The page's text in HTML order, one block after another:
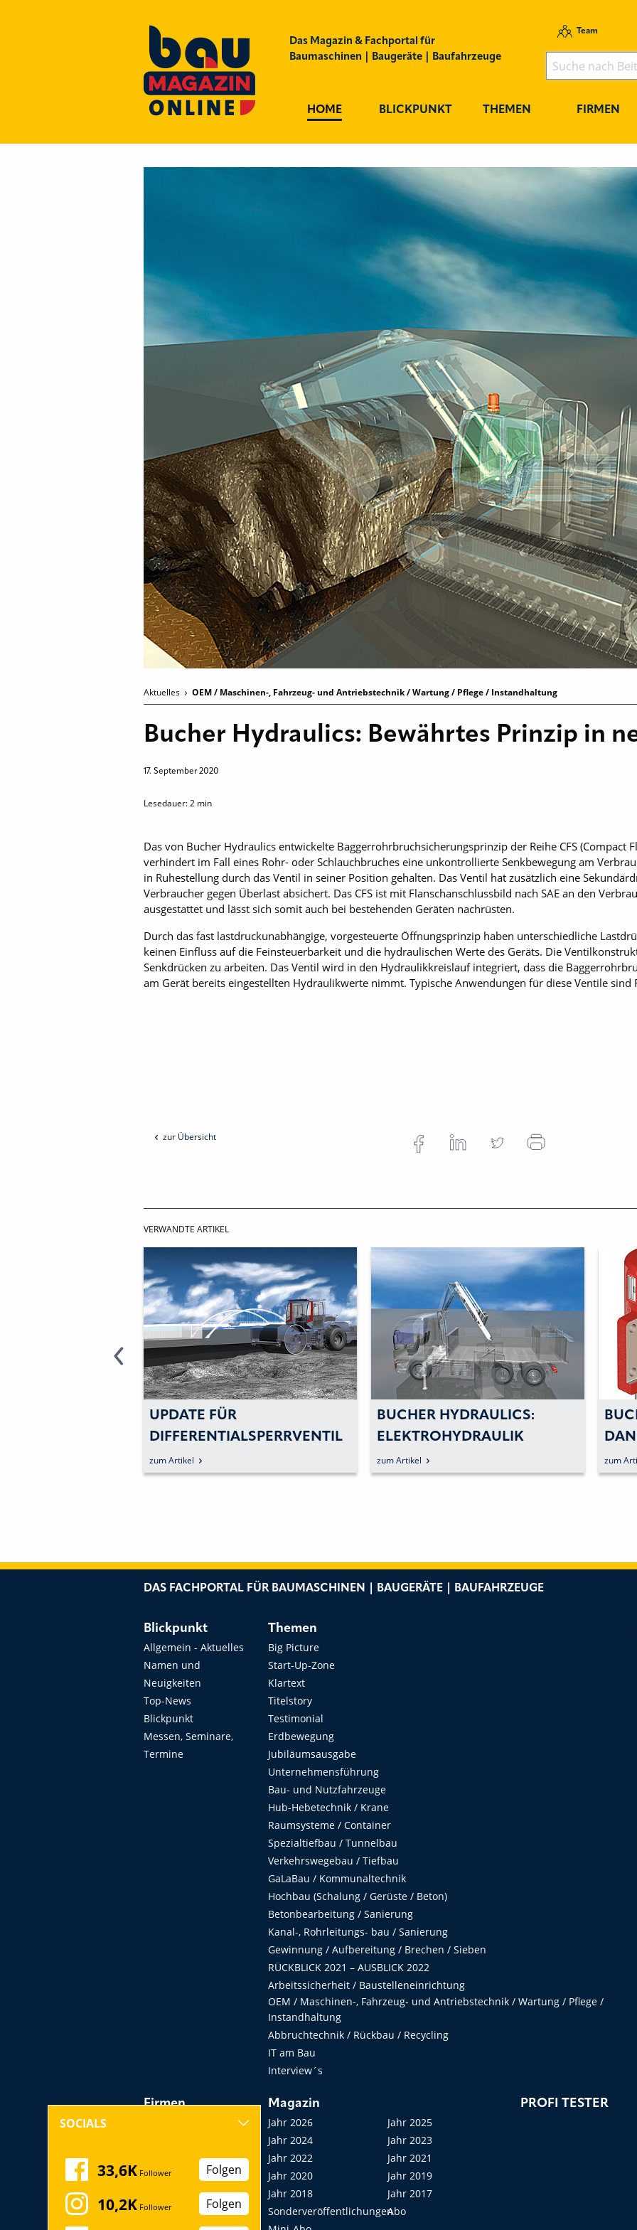
Das Magazin & Fachportal für
Baumaschinen | Baugeräte | Baufahrzeuge
Team
HOME BLICKPUNKT THEMEN FIRMEN
Aktuelles OEM / Maschinen-, Fahrzeug- und Antriebstechnik / Wartung / Pflege / Instandhaltung
Bucher Hydraulics: Bewährtes Prinzip in
17. September 2020
Lesedauer:2 min
Das von Bucher Hydraulics entwickelte Baggerrohrbruchsicherungsprinzip der Reihe CFS (Compact
verhindert im Fall eines Rohr- oder Schlauchbruches eine unkontrollierte Senkbewegung am
in Ruhestellung durch das Ventil in seiner Position gehalten. Das Ventil hat zusätzlich eine
Verbraucher gegen Überlast ab­sichert. Das CFS ist mit Flanschanschlussbild nach SAE an den
ausgestattet und lässt sich somit auch bei bestehenden Geräten nachrüsten.
Durch das fast lastdruckunabhängige, vorgesteuerte Öffnungsprinzip haben unterschiedliche
keinen Einfluss auf die Feinsteuerbarkeit und die hydraulischen Werte des Geräts. Die
Senkdrücken zu arbeiten. Das Ventil wird in den Hydraulikkreislauf integriert, dass die
am Gerät bereits eingestellten Hydraulikwerte nimmt. Typische Anwendungen für diese Ventile
zur Übersicht
VERWANDTE ARTIKEL
BUCHER HYDRAULICS:
ELEKTROHYDRAULIK
MACHT NUTZFAHRZEUGE
UMWELTFREUNDLICHER
zum Artikel
BUCHER HYDRAULICS:
DANK
PENDELACHSZYLINDERN
STABIL ARBEITEN UND
zum Artikel
BEI
zum
DAS FACHPORTAL FÜR BAUMASCHINEN | BAUGERÄTE | BAUFAHRZEUGE
Blickpunkt
Allgemein - Aktuelles
Namen und
Neuigkeiten
Top-News
Blickpunkt
Messen, Seminare,
Termine
Themen
Big Picture
Start-Up-Zone
Klartext
Titelstory
Testimonial
Erdbewegung
Jubiläumsausgabe
Unternehmensführung
Bau- und Nutzfahrzeuge
Hub-Hebetechnik / Krane
Raumsysteme / Container
Spezialtiefbau / Tunnelbau
Verkehrswegebau / Tiefbau
GaLaBau / Kommunaltechnik
Hochbau (Schalung / Gerüste / Beton)
Betonbearbeitung / Sanierung
Kanal-, Rohrleitungs- bau / Sanierung
Gewinnung / Aufbereitung / Brechen / Sieben
RÜCKBLICK 2021 – AUSBLICK 2022
Arbeitssicherheit / Baustelleneinrichtung
OEM / Maschinen-, Fahrzeug- und Antriebstechnik / Wartung / Pflege /
Instandhaltung
Abbruchtechnik / Rückbau / Recycling
IT am Bau
Interview´s
Firmen
Messen, Seminare,
Kongresse
Startup
Magazin
Jahr 2026
Jahr 2025
Jahr 2024
Jahr 2023
Jahr 2022
Jahr 2021
Jahr 2020
Jahr 2019
Jahr 2018
Jahr 2017
SonderveröffentlichungenAbo
PROFI TESTER
SOCIALS
33,6K Follower Folgen
10,2K Follower Folgen